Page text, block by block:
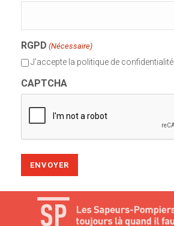
RGPD (Nécessaire)
J’accepte la politique de confidentialité.
CAPTCHA